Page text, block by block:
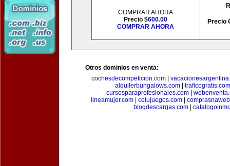
COMPRAR AHORA
Precio $600.00
COMPRAR AHORA
Precio
Otros dominios en venta:
cochesdecompeticion.com
alquilerbungalows.com| traficogratis.com
cursosparaprofesionales.com|
lineamujer.com| celujuegos.com|
blogdescargas.com|